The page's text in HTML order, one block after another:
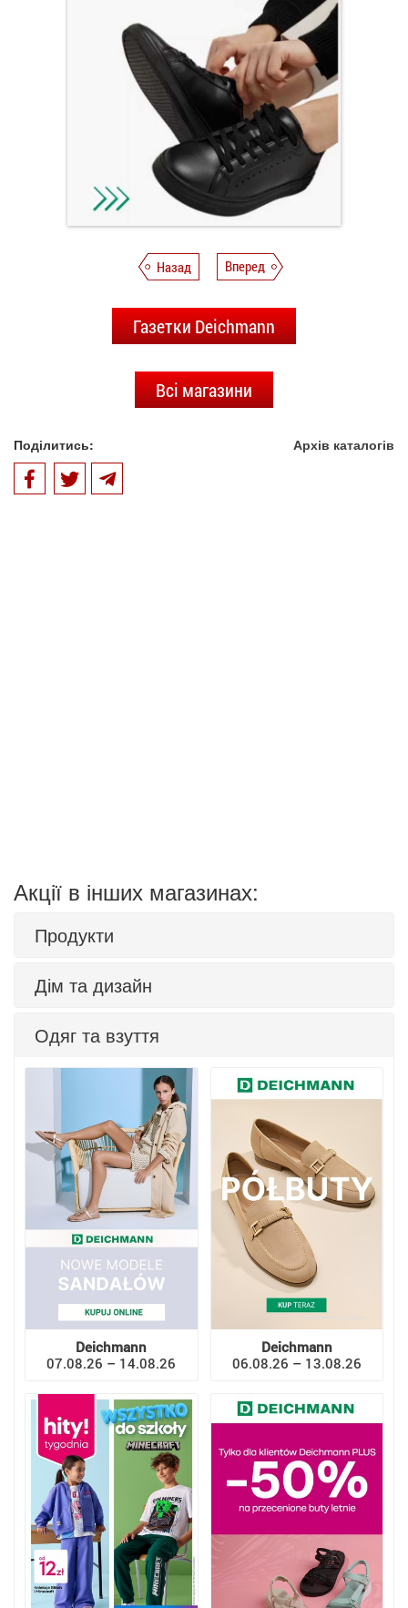
Назад Вперед
Газетки Deichmann
Всі магазини
Поділитись: Архів каталогів
Акції в інших магазинах:
Продукти
Дім та дизайн
Одяг та взуття
Deichmann
07.08.26 – 14.08.26
Deichmann
06.08.26 – 13.08.26